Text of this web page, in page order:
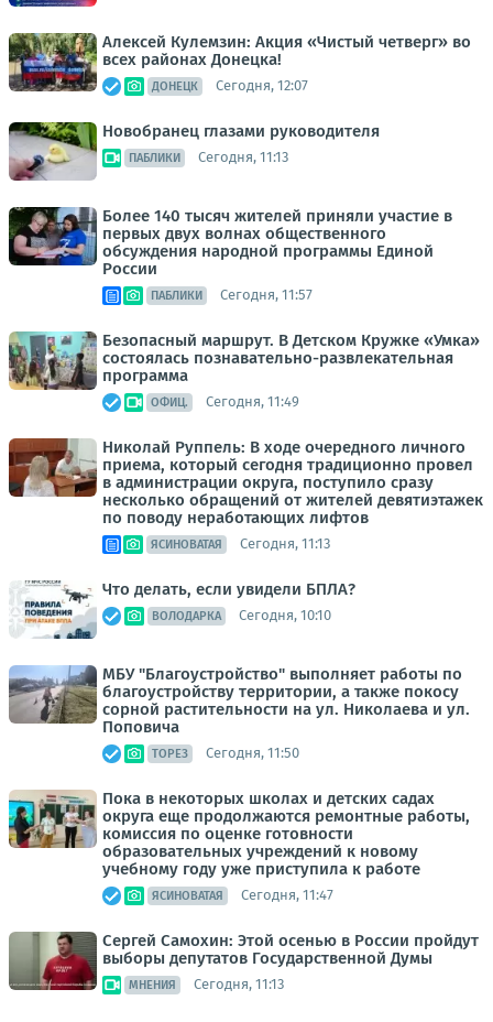
Алексей Кулемзин: Акция «Чистый четверг» во
всех районах Донецка!
ДОНЕЦК Сегодня, 12:07
Новобранец глазами руководителя
ПАБЛИКИ Сегодня, 11:13
Более 140 тысяч жителей приняли участие в
первых двух волнах общественного
обсуждения народной программы Единой
России
ПАБЛИКИ Сегодня, 11:57
Безопасный маршрут. В Детском Кружке «Умка»
состоялась познавательно-развлекательная
программа
ОФИЦ. Сегодня, 11:49
Николай Руппель: В ходе очередного личного
приема, который сегодня традиционно провел
в администрации округа, поступило сразу
несколько обращений от жителей девятиэтажек
по поводу неработающих лифтов
ЯСИНОВАТАЯ Сегодня, 11:13
Что делать, если увидели БПЛА?
ВОЛОДАРКА Сегодня, 10:10
МБУ "Благоустройство" выполняет работы по
благоустройству территории, а также покосу
сорной растительности на ул. Николаева и ул.
Поповича
ТОРЕЗ Сегодня, 11:50
Пока в некоторых школах и детских садах
округа еще продолжаются ремонтные работы,
комиссия по оценке готовности
образовательных учреждений к новому
учебному году уже приступила к работе
ЯСИНОВАТАЯ Сегодня, 11:47
Сергей Самохин: Этой осенью в России пройдут
выборы депутатов Государственной Думы
МНЕНИЯ Сегодня, 11:13